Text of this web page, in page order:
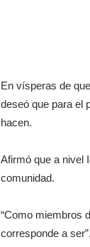
En vísperas de
deseó que para el
hacen.
Afirmó que a nivel
comunidad.
“Como miembros
corresponde a